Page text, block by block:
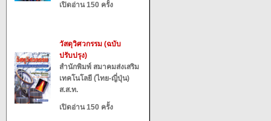
เปิดอ่าน 150 ครั้ง
วัสดุวิศวกรรม (ฉบับ
ปรับปรุง)
สำนักพิมพ์ สมาคมส่งเสริม
เทคโนโลยี (ไทย-ญี่ปุ่น)
ส.ส.ท.
เปิดอ่าน 150 ครั้ง